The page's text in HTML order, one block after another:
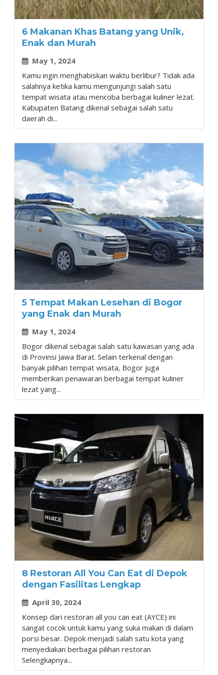
6 Makanan Khas Batang yang Unik,
Enak dan Murah
May 1, 2024
Kamu ingin menghabiskan waktu berlibur? Tidak ada
salahnya ketika kamu mengunjungi salah satu
tempat wisata atau mencoba berbagai kuliner lezat.
Kabupaten Batang dikenal sebagai salah satu
daerah di...
5 Tempat Makan Lesehan di Bogor
yang Enak dan Murah
May 1, 2024
Bogor dikenal sebagai salah satu kawasan yang ada
di Provinsi Jawa Barat. Selain terkenal dengan
banyak pilihan tempat wisata, Bogor juga
memberikan penawaran berbagai tempat kuliner
lezat yang...
8 Restoran All You Can Eat di Depok
dengan Fasilitas Lengkap
April 30, 2024
Konsep dari restoran all you can eat (AYCE) ini
sangat cocok untuk kamu yang suka makan di dalam
porsi besar. Depok menjadi salah satu kota yang
menyediakan berbagai pilihan restoran
Selengkapnya...